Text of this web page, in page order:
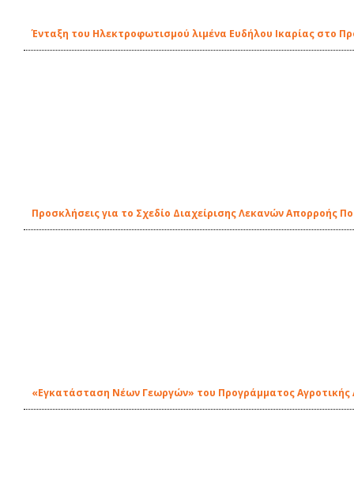
Ένταξη του Ηλεκτροφωτισμού λιμένα Ευδήλου Ικαρίας στο
Προσκλήσεις για το Σχεδίο Διαχείρισης Λεκανών Απορροής
«Εγκατάσταση Νέων Γεωργών» του Προγράμματος Αγροτικής